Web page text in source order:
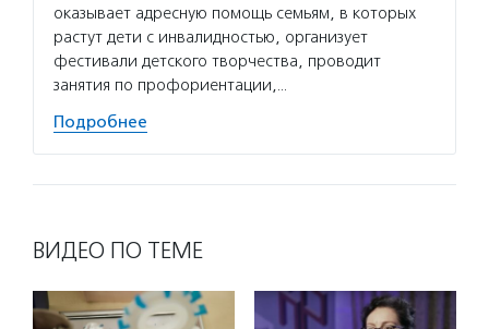
оказывает адресную помощь семьям, в которых
растут дети с инвалидностью, организует
фестивали детского творчества, проводит
занятия по профориентации,…
Подробнее
ВИДЕО ПО ТЕМЕ